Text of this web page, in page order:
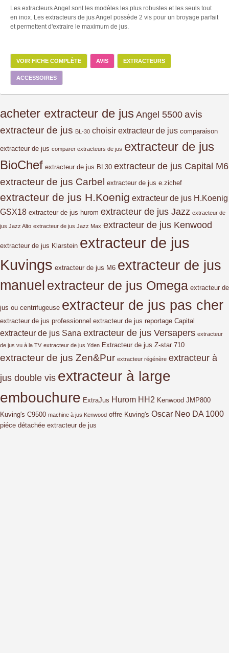
Les extracteurs Angel sont les modèles les plus robustes et les seuls tout
en inox. Les extracteurs de jus Angel possède 2 vis pour un broyage parfait
et permettent d'extraire le maximum de jus.
VOIR FICHE COMPLÈTE AVIS EXTRACTEURS
ACCESSOIRES
acheter extracteur de jus Angel 5500 avis
extracteur de jus BL-30 choisir extracteur de jus comparaison
extracteur de jus comparer extracteurs de jus extracteur de jus
BioChef extracteur de jus BL30 extracteur de jus Capital M6
extracteur de jus Carbel extracteur de jus e.zichef
extracteur de jus H.Koenig extracteur de jus H.Koenig
GSX18 extracteur de jus hurom extracteur de jus Jazz extracteur de
jus Jazz Alto extracteur de jus Jazz Max extracteur de jus Kenwood
extracteur de jus Klarstein extracteur de jus
Kuvings extracteur de jus M6 extracteur de jus
manuel extracteur de jus Omega extracteur de
jus ou centrifugeuse extracteur de jus pas cher
extracteur de jus professionnel extracteur de jus reportage Capital
extracteur de jus Sana extracteur de jus Versapers extracteur
de jus vu à la TV extracteur de jus Yden Extracteur de jus Z-star 710
extracteur de jus Zen&Pur extracteur régénère extracteur à
jus double vis extracteur à large
embouchure ExtraJus Hurom HH2 Kenwood JMP800
Kuving's C9500 machine à jus Kenwood offre Kuving's Oscar Neo DA 1000
piéce détachée extracteur de jus